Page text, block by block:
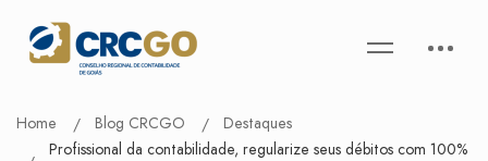
Home Blog CRCGO
Destaques
Profissional da contabilidade, regularize seus débitos com 100%